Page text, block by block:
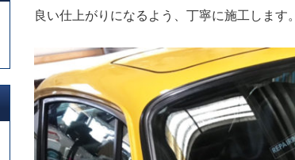
良い仕上がりになるよう、丁寧に施工します。